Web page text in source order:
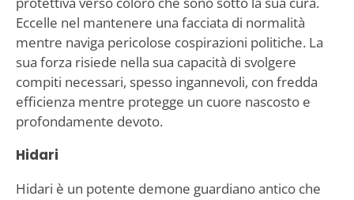
Eccelle nel mantenere una facciata di normalità
mentre naviga pericolose cospirazioni politiche. La
sua forza risiede nella sua capacità di svolgere
compiti necessari, spesso ingannevoli, con fredda
efficienza mentre protegge un cuore nascosto e
profondamente devoto.
Hidari
Hidari è un potente demone guardiano antico che